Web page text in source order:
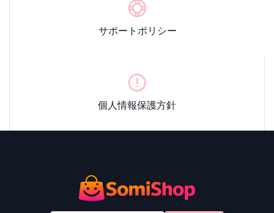
サポートポリシー
個人情報保護方針